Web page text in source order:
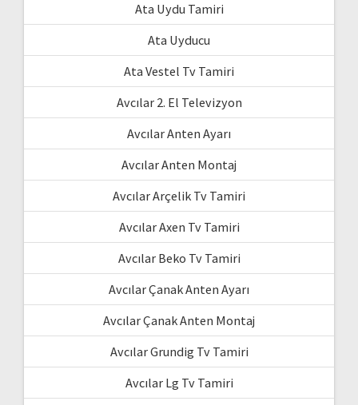
Ata Uydu Tamiri
Ata Uyducu
Ata Vestel Tv Tamiri
Avcılar 2. El Televizyon
Avcılar Anten Ayarı
Avcılar Anten Montaj
Avcılar Arçelik Tv Tamiri
Avcılar Axen Tv Tamiri
Avcılar Beko Tv Tamiri
Avcılar Çanak Anten Ayarı
Avcılar Çanak Anten Montaj
Avcılar Grundig Tv Tamiri
Avcılar Lg Tv Tamiri